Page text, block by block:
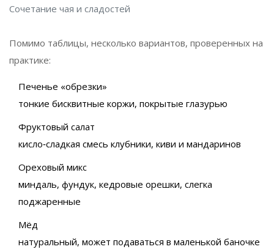
Сочетание чая и сладостей
Помимо таблицы, несколько вариантов, проверенных на
практике:
Печенье «обрезки»
тонкие бисквитные коржи, покрытые глазурью
Фруктовый салат
кисло‑сладкая смесь клубники, киви и мандаринов
Ореховый микс
миндаль, фундук, кедровые орешки, слегка
поджаренные
Мёд
натуральный, может подаваться в маленькой баночке